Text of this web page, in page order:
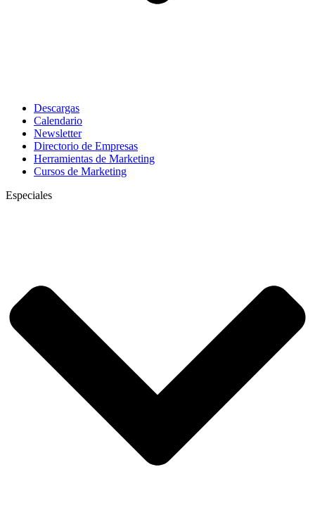
Descargas
Calendario
Newsletter
Directorio de Empresas
Herramientas de Marketing
Cursos de Marketing
Especiales